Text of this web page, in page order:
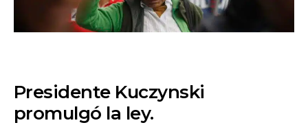
Presidente Kuczynski
promulgó la ley.